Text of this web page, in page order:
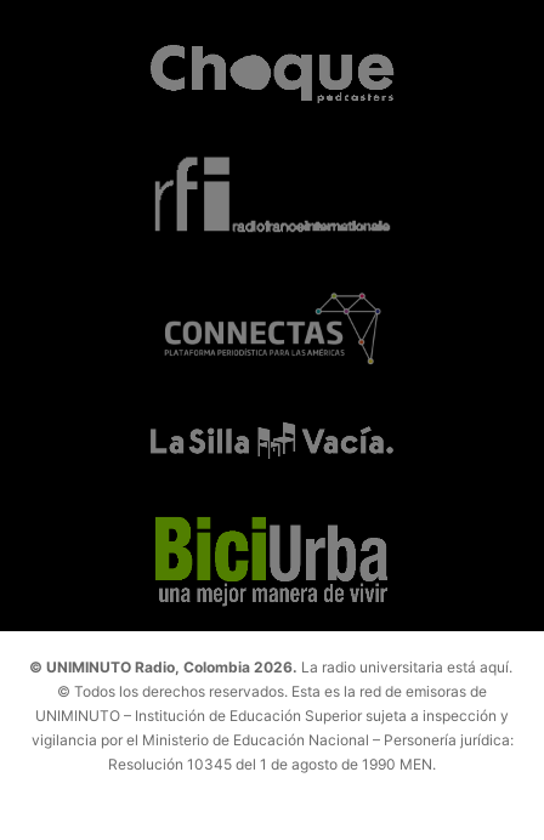
© UNIMINUTO Radio, Colombia 2026. La radio universitaria está aquí.
© Todos los derechos reservados. Esta es la red de emisoras de
UNIMINUTO – Institución de Educación Superior sujeta a inspección y
vigilancia por el Ministerio de Educación Nacional – Personería jurídica:
Resolución 10345 del 1 de agosto de 1990 MEN.